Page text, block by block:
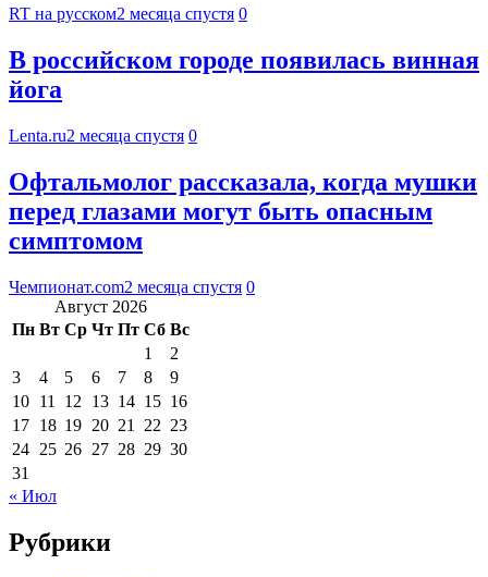
RT на русском2 месяца спустя 0
В российском городе появилась винная
йога
Lenta.ru2 месяца спустя 0
Офтальмолог рассказала, когда мушки
перед глазами могут быть опасным
симптомом
Чемпионат.com2 месяца спустя 0
Август 2026
Пн Вт Ср Чт Пт Сб Вс
1
2
3
4 5 6 7 8
9
10 11 12 13 14 15 16
17 18 19 20 21 22 23
24 25 26 27 28 29 30
31
« Июл
Рубрики